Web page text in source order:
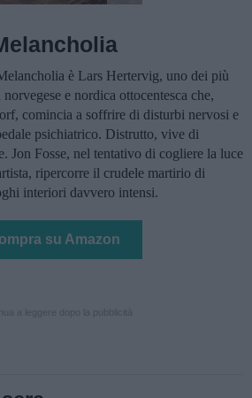
è Lars Hertervig, uno dei più
e nordica ottocentesca che,
comincia a soffrire di disturbi nervosi e
psichiatrico. Distrutto, vive di
Jon Fosse, nel tentativo di cogliere la luce
ripercorre il crudele martirio di
interiori davvero intensi.
su Amazon